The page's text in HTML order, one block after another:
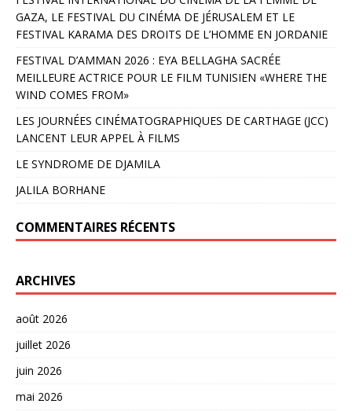
GAZA, LE FESTIVAL DU CINÉMA DE JÉRUSALEM ET LE
FESTIVAL KARAMA DES DROITS DE L’HOMME EN JORDANIE
FESTIVAL D’AMMAN 2026 : EYA BELLAGHA SACRÉE
MEILLEURE ACTRICE POUR LE FILM TUNISIEN «WHERE THE
WIND COMES FROM»
LES JOURNÉES CINÉMATOGRAPHIQUES DE CARTHAGE (JCC)
LANCENT LEUR APPEL À FILMS
LE SYNDROME DE DJAMILA
JALILA BORHANE
COMMENTAIRES RÉCENTS
ARCHIVES
août 2026
juillet 2026
juin 2026
mai 2026